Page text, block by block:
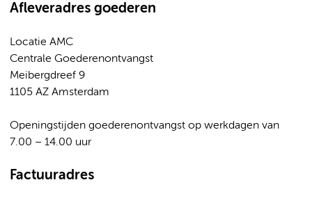
Afleveradres goederen
Locatie AMC
Centrale Goederenontvangst
Meibergdreef 9
1105 AZ Amsterdam
Openingstijden goederenontvangst op werkdagen van
7.00 – 14.00 uur
Factuuradres